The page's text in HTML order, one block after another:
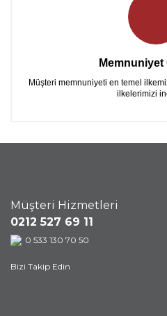
Memnuniyet
Müşteri memnuniyeti en temel
ilkelerimizi
Müşteri Hizmetleri
0212 527 69 11
0 533 130 70 50
Bizi Takip Edin